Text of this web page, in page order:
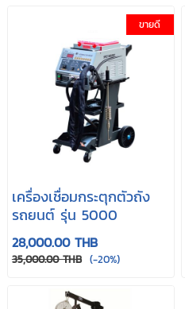
ขายดี
เครื่องเชื่อมกระตุกตัวถัง
รถยนต์ รุ่น 5000
28,000.00 THB
35,000.00 THB (-20%)